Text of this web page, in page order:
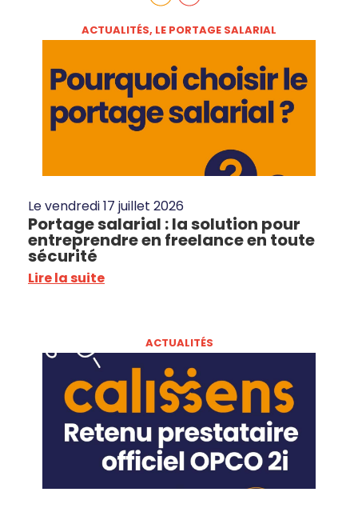
ACTUALITÉS, LE PORTAGE SALARIAL
Levendredi 17 juillet 2026
Portage salarial : la solution pour
entreprendre en freelance en toute
sécurité
Lire la suite
ACTUALITÉS